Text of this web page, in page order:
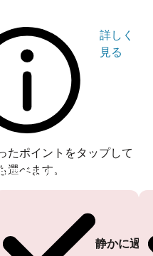
詳しく
見る
たポイントをタップして
選べます。
る 静かに過
票ありがとうございます